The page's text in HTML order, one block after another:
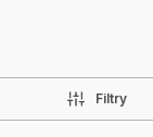
Filtry